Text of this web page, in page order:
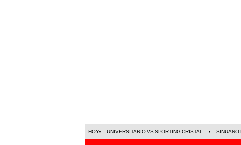
HOY UNIVERSITARIO VS SPORTING CRISTAL SINUANO